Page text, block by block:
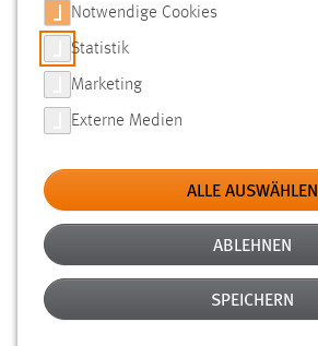
SUCHE
FILTER
Typ
Erstellungsdatum
Alter
Notwendige Cookies
Statistik
Marketing
Externe Medien
ALLE AUSWÄHLEN
ABLEHNEN
SPEICHERN